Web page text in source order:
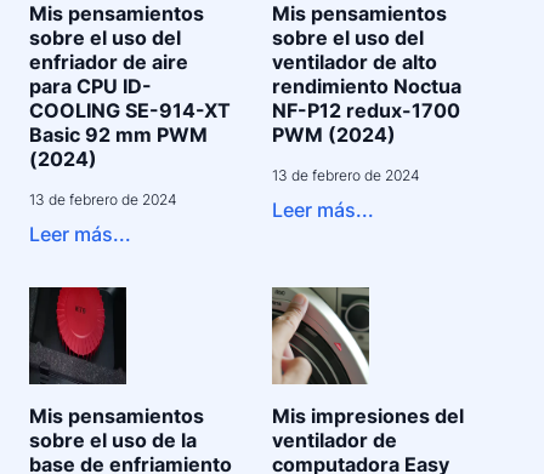
Mis pensamientos
sobre el uso del
enfriador de aire
para CPU ID-
COOLING SE-914-XT
Basic 92 mm PWM
(2024)
13 de febrero de 2024
Leer más...
Mis pensamientos
sobre el uso del
ventilador de alto
rendimiento Noctua
NF-P12 redux-1700
PWM (2024)
13 de febrero de 2024
Leer más...
Mis pensamientos
sobre el uso de la
base de enfriamiento
Mis impresiones del
ventilador de
computadora Easy